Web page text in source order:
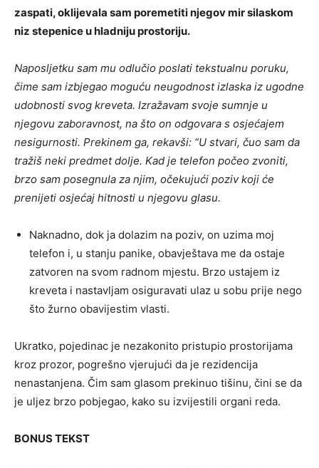
zaspati, oklijevala sam poremetiti njegov mir silaskom
niz stepenice u hladniju prostoriju.
Naposljetku sam mu odlučio poslati tekstualnu poruku,
čime sam izbjegao moguću neugodnost izlaska iz ugodne
udobnosti svog kreveta. Izražavam svoje sumnje u
njegovu zaboravnost, na što on odgovara s osjećajem
nesigurnosti. Prekinem ga, rekavši: “U stvari, čuo sam da
tražiš neki predmet dolje. Kad je telefon počeo zvoniti,
brzo sam posegnula za njim, očekujući poziv koji će
prenijeti osjećaj hitnosti u njegovu glasu.
Naknadno, dok ja dolazim na poziv, on uzima moj
telefon i, u stanju panike, obavještava me da ostaje
zatvoren na svom radnom mjestu. Brzo ustajem iz
kreveta i nastavljam osiguravati ulaz u sobu prije nego
što žurno obavijestim vlasti.
Ukratko, pojedinac je nezakonito pristupio prostorijama
kroz prozor, pogrešno vjerujući da je rezidencija
nenastanjena. Čim sam glasom prekinuo tišinu, čini se da
je uljez brzo pobjegao, kako su izvijestili organi reda.
BONUS TEKST